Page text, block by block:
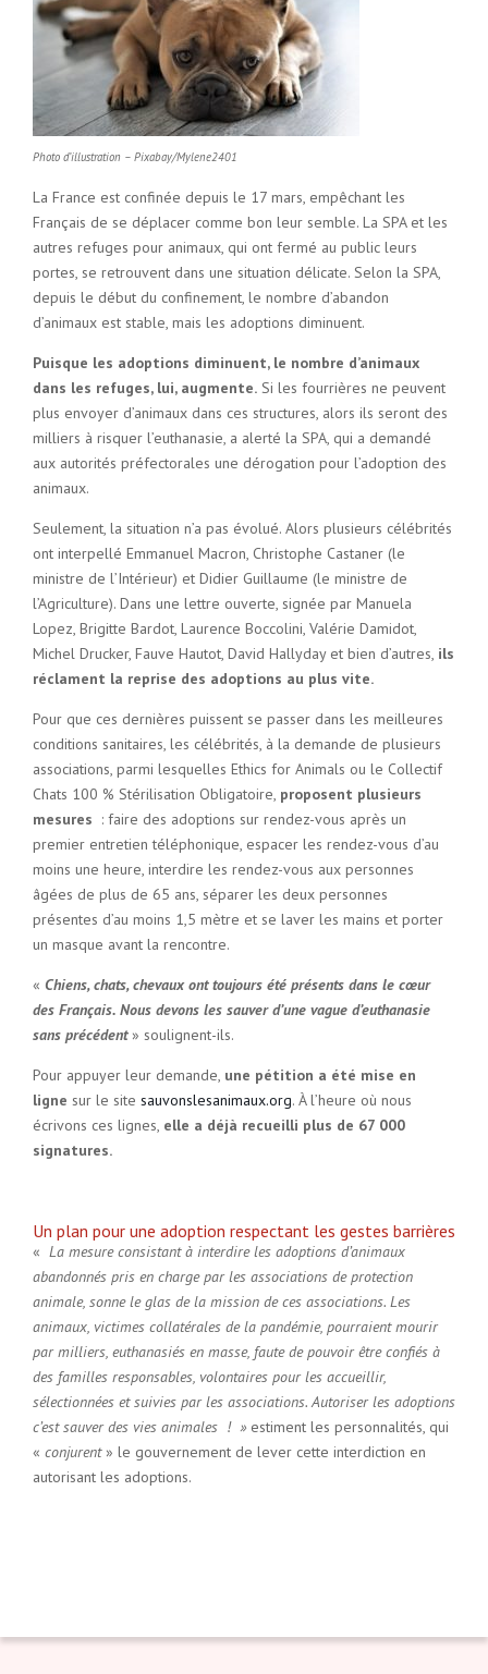
Photo d’illustration – Pixabay/Mylene2401
La France est confinée depuis le 17 mars, empêchant les
Français de se déplacer comme bon leur semble. La SPA et les
autres refuges pour animaux, qui ont fermé au public leurs
portes, se retrouvent dans une situation délicate. Selon la SPA,
depuis le début du confinement, le nombre d’abandon
d’animaux est stable, mais les adoptions diminuent.
Puisque les adoptions diminuent, le nombre d’animaux
dans les refuges, lui, augmente. Si les fourrières ne peuvent
plus envoyer d’animaux dans ces structures, alors ils seront des
milliers à risquer l’euthanasie, a alerté la SPA, qui a demandé
aux autorités préfectorales une dérogation pour l’adoption des
animaux.
Seulement, la situation n’a pas évolué. Alors plusieurs célébrités
ont interpellé Emmanuel Macron, Christophe Castaner (le
ministre de l’Intérieur) et Didier Guillaume (le ministre de
l’Agriculture). Dans une lettre ouverte, signée par Manuela
Lopez, Brigitte Bardot, Laurence Boccolini, Valérie Damidot,
Michel Drucker, Fauve Hautot, David Hallyday et bien d’autres, ils
réclament la reprise des adoptions au plus vite.
Pour que ces dernières puissent se passer dans les meilleures
conditions sanitaires, les célébrités, à la demande de plusieurs
associations, parmi lesquelles Ethics for Animals ou le Collectif
Chats 100 % Stérilisation Obligatoire, proposent plusieurs
mesures : faire des adoptions sur rendez-vous après un
premier entretien téléphonique, espacer les rendez-vous d’au
moins une heure, interdire les rendez-vous aux personnes
âgées de plus de 65 ans, séparer les deux personnes
présentes d’au moins 1,5 mètre et se laver les mains et porter
un masque avant la rencontre.
« Chiens, chats, chevaux ont toujours été présents dans le cœur
des Français. Nous devons les sauver d’une vague d’euthanasie
sans précédent» soulignent-ils.
Pour appuyer leur demande, une pétition a été mise en
ligne sur le site sauvonslesanimaux.org. À l’heure où nous
écrivons ces lignes, elle a déjà recueilli plus de 67 000
signatures.
Un plan pour une adoption respectant les gestes barrières
« La mesure consistant à interdire les adoptions d’animaux
abandonnés pris en charge par les associations de protection
animale, sonne le glas de la mission de ces associations. Les
animaux, victimes collatérales de la pandémie, pourraient mourir
par milliers, euthanasiés en masse, faute de pouvoir être confiés à
des familles responsables, volontaires pour les accueillir,
sélectionnées et suivies par les associations. Autoriser les adoptions
c’est sauver des vies animales ! »estiment les personnalités, qui
« conjurent» le gouvernement de lever cette interdiction en
autorisant les adoptions.